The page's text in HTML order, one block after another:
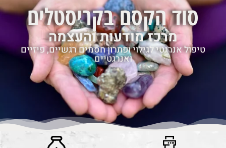
סוד הקסם בקריסטלים
מרכז מודעות והעצמה
טיפול אנרגטי לגילוי ופתרון חסמים רגשיים, פיזיים
ואנרגטיים